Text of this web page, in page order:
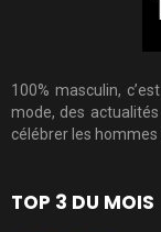
100% masculin,
mode, des
célébrer les hommes
TOP 3 DU MOIS